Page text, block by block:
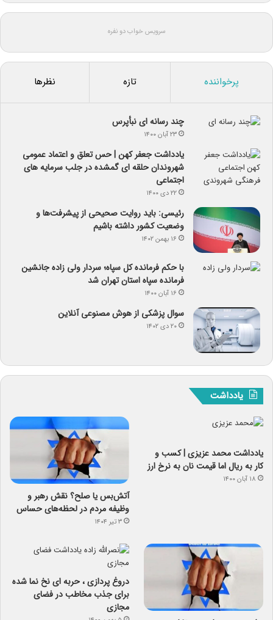
سرویس خواب دو نفره
پرخواننده تازه نظرها
چند رسانه ای نبأپرس
۲۳ آبان ۱۴۰۰
یادداشت جعفر کهن | حس تعلق و اعتماد عمومی
شهروندان حلقه ای گمشده در جلب سرمایه های
اجتماعی
۲۲ دی ۱۴۰۰
رئیسی: باید روایت صحیحی از پیشرفت‌ها و
وضعیت کشور داشته باشیم
۱۶ بهمن ۱۴۰۲
با حکم فرمانده کل سپاه؛ سردار ولی زاده جانشین
فرمانده سپاه استان تهران شد
۱۶ آبان ۱۴۰۰
سوال پزشکی از هوش مصنوعی آنلاین
۲۰ دی ۱۴۰۲
یادداشت
یادداشت‌ محمد عزیزی | کسب و
کار به ریال اما قیمت نان به نرخ ارز
۱۸ آبان ۱۴۰۰
آتش‌بس یا صلح؟ نقش رهبر و
وظیفه مردم در لحظه‌های حساس
۳ تیر ۱۴۰۴
دروغ پردازی ، حربه ای نخ نما شده
برای جذب مخاطب در فضای
مجازی